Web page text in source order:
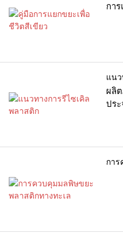
กา
แน
ผลิ
ปร
กา